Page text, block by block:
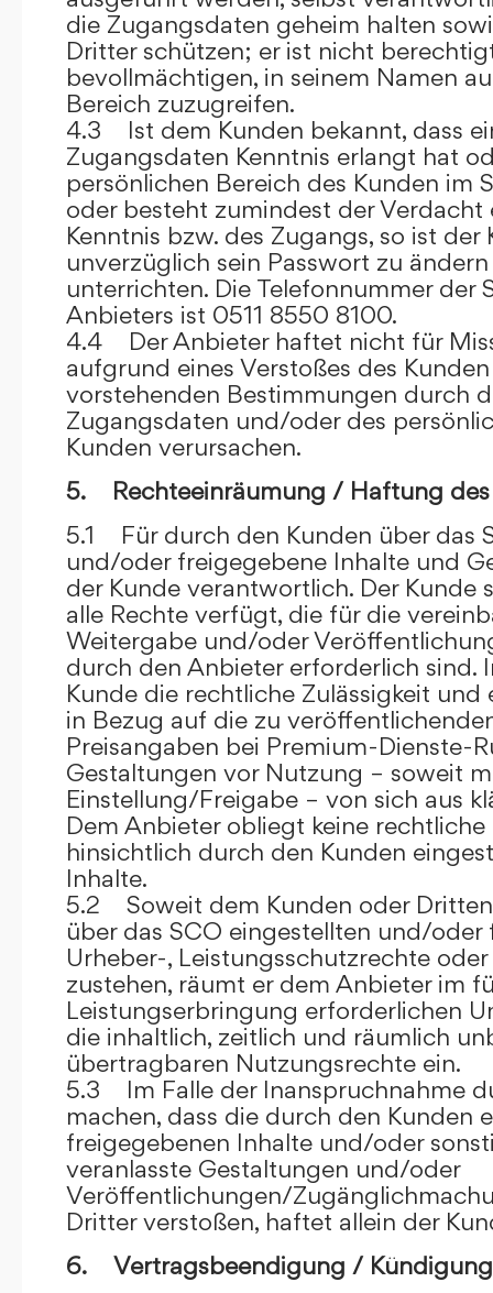
die Zugangsdaten geheim halten
Dritter schützen; er ist nicht
bevollmächtigen, in seinem Namen
Bereich zuzugreifen.
4.3 Ist dem Kunden bekannt, dass
Zugangsdaten Kenntnis erlangt hat
persönlichen Bereich des Kunden im
oder besteht zumindest der Verdacht
Kenntnis bzw. des Zugangs, so ist
unverzüglich sein Passwort zu
unterrichten. Die Telefonnummer der
Anbieters ist 0511 8550 8100.
4.4 Der Anbieter haftet nicht für
aufgrund eines Verstoßes des
vorstehenden Bestimmungen durch
Zugangsdaten und/oder des
Kunden verursachen.
5. Rechteeinräumung / Haftung des
5.1 Für durch den Kunden über das
und/oder freigegebene Inhalte und
der Kunde verantwortlich. Der Kunde
alle Rechte verfügt, die für die
Weitergabe und/oder
durch den Anbieter erforderlich sind.
Kunde die rechtliche Zulässigkeit
in Bezug auf die zu
Preisangaben bei Premium-Dienste-
Gestaltungen vor Nutzung – soweit
Einstellung/Freigabe – von sich aus
Dem Anbieter obliegt keine
hinsichtlich durch den Kunden
Inhalte.
5.2 Soweit dem Kunden oder
über das SCO eingestellten und/
Urheber-, Leistungsschutzrechte
zustehen, räumt er dem Anbieter im
Leistungserbringung erforderlichen
die inhaltlich, zeitlich und räumlich
übertragbaren Nutzungsrechte ein.
5.3 Im Falle der Inanspruchnahme
machen, dass die durch den Kunden
freigegebenen Inhalte und/oder
veranlasste Gestaltungen und/oder
Veröffentlichungen/
Dritter verstoßen, haftet allein der
6. Vertragsbeendigung / Kündigung